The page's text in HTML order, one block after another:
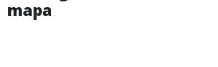
mapa